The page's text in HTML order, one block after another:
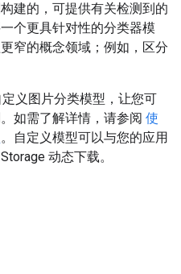
建的，可提供有关检测到的
个更具针对性的分类器模
窄的概念领域；例如，区分
义图片分类模型，让您可
如需了解详情，请参阅 使
。自定义模型可以与您的应用
动态下载。